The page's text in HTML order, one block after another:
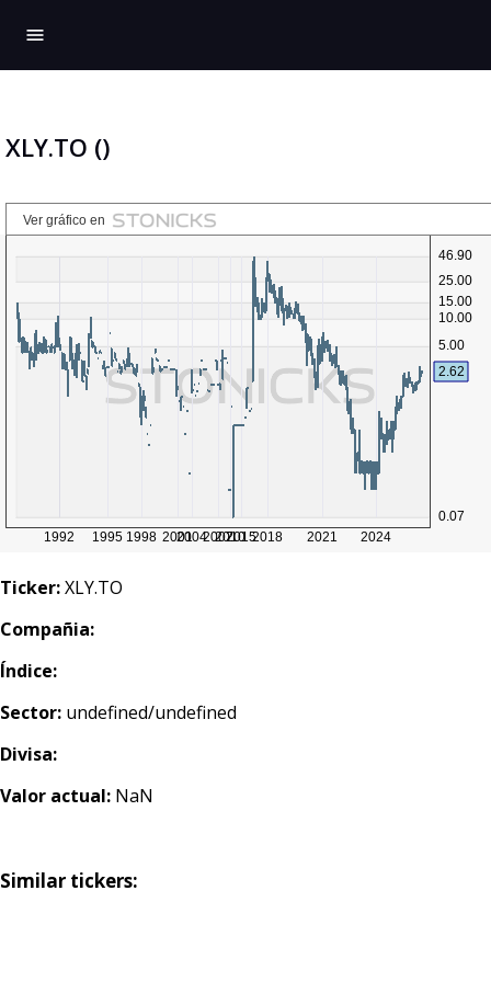
menu
XLY.TO ()
Ticker:XLY.TO
Compañia:
Índice:
Sector: undefined/undefined
Divisa:
Valor actual: NaN
Similar tickers: